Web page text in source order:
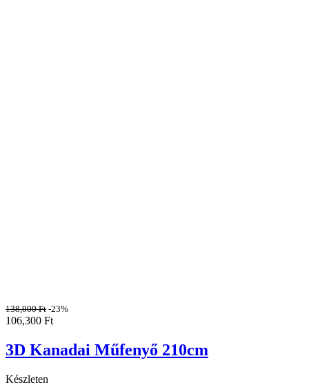
138,000Ft -23%
106,300 Ft
3D Kanadai Műfenyő 210cm
Készleten